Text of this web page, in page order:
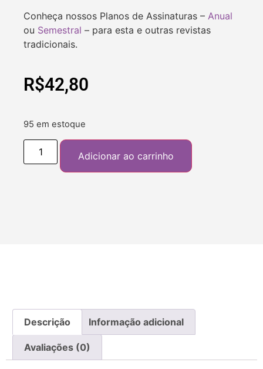
Conheça nossos Planos de Assinaturas – Anual
ou Semestral – para esta e outras revistas
tradicionais.
R$42,80
95 em estoque
Adicionar ao carrinho
Descrição Informação adicional
Avaliações (0)